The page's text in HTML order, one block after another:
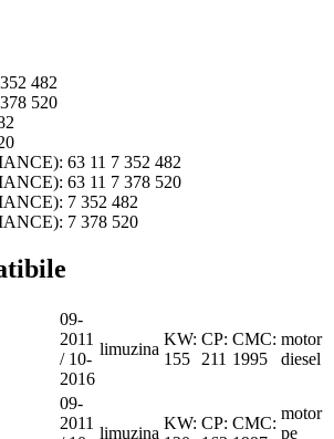
482
520
63 11 7 352 482
63 11 7 378 520
7 352 482
7 378 520
09-
2011
/ 10-
2016
limuzina
KW:
155
CP:
211
CMC:
1995
motor
diesel
09-
2011
limuzina
KW: CP: CMC:
motor
pe